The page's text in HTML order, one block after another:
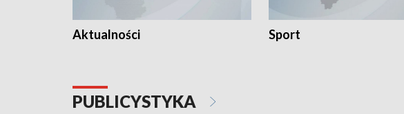
Aktualności Sport
PUBLICYSTYKA